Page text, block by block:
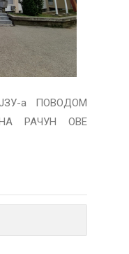
а ПОВОДОМ
РАЧУН ОВЕ